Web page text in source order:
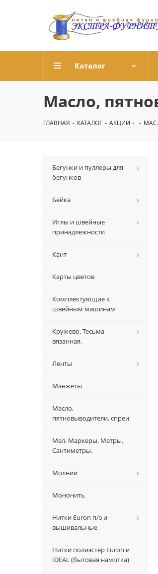
Каталог
Масло,
ГЛАВНАЯ - КАТАЛОГ - АКЦИИ -
Бегунки и пуллеры для
бегунков
Бейка
Иглы и швейные
принадлежности
Кант
Карты цветов
Комплектующие к
швейным машинам
Кружево. Тесьма
вязанная.
Ленты
Манжеты
Масло,
пятновыводители, спреи
Мел. Маркеры. Метры.
Сантиметры.
Молнии
Мононить
Нитки Euron п/э и
вышивальные
Нитки полиэстер Euron и
IDEAL (бытовая намотка)